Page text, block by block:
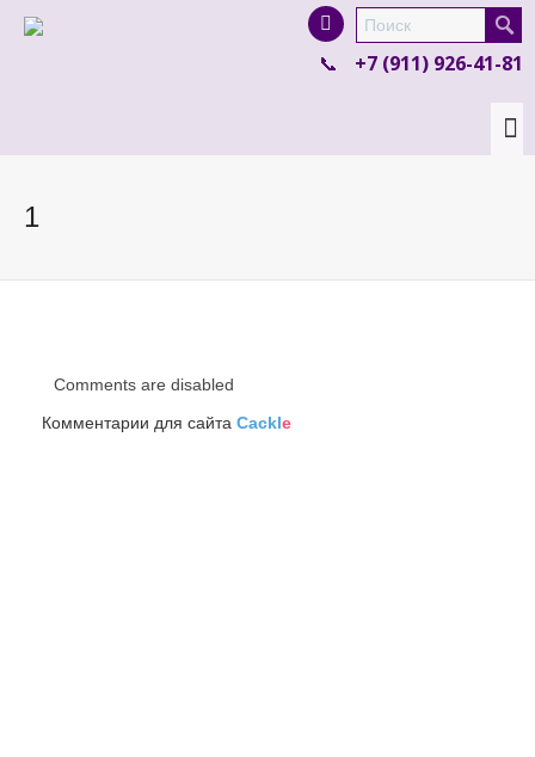
product in a size size .
colour items.
+7 (911) 926-41-81
1
Comments are disabled
Комментарии для сайта Cackle